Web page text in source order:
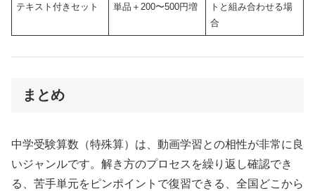
テキスト付きセット 単品＋200〜500円増
トと組み合わせる場
合
まとめ
中学受験算数（特殊算）は、動画学習との相性が非常に良
いジャンルです。解き方のプロセスを繰り返し確認でき
る、苦手単元をピンポイントで復習できる、全国どこから